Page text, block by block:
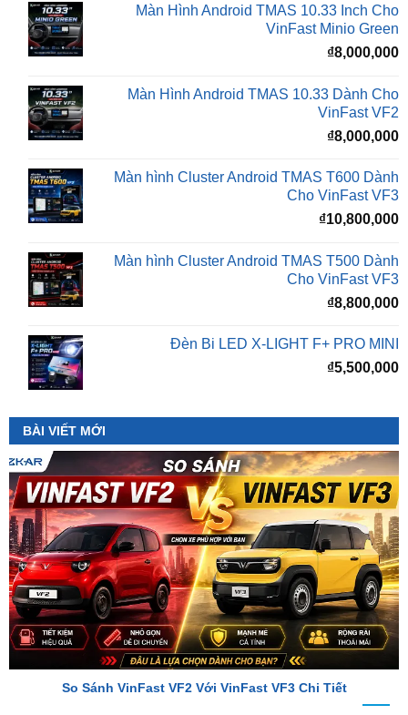
₫8,000,000
Màn Hình Android TMAS 10.33 Dành Cho
₫8,000,000
Màn hình Cluster Android TMAS T600 Dành
Cho VinFast VF3
₫10,800,000
Màn hình Cluster Android TMAS T500 Dành
₫8,800,000
Đèn Bi LED X-LIGHT F+ PRO MINI
BÀI VIẾT MỚI
So Sánh VinFast VF2 Với VinFast VF3 Chi Tiết